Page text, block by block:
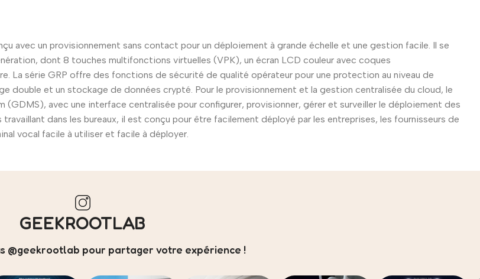
avec un provisionnement sans contact pour un déploiement à grande échelle et une gestion facile. Il se
dont 8 touches multifonctions virtuelles (VPK), un écran LCD couleur avec coques
La série GRP offre des fonctions de sécurité de qualité opérateur pour une protection au niveau de
double et un stockage de données crypté. Pour le provisionnement et la gestion centralisée du cloud, le
avec une interface centralisée pour configurer, provisionner, gérer et surveiller le déploiement des
dans les bureaux, il est conçu pour être facilement déployé par les entreprises, les fournisseurs de
vocal facile à utiliser et facile à déployer.
GEEKROOTLAB
@geekrootlab pour partager votre expérience !